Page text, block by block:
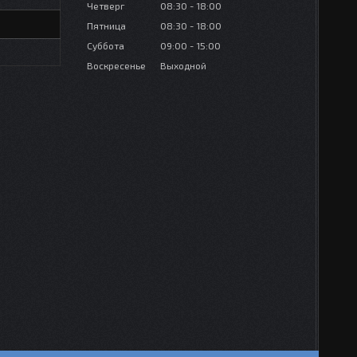
Четверг 08:30
18:00
Пятница
08:30
18:00
Суббота
09:00
15:00
Воскресенье
Выходной